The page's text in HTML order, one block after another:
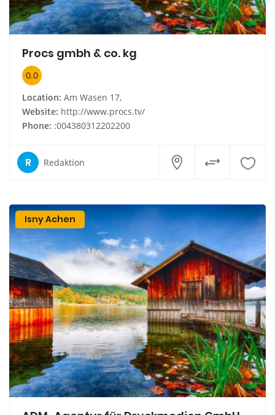
Procs gmbh & co. kg
0.0
Location: Am Wasen 17,
Website: http://www.procs.tv/
Phone: :004380312202200
R Redaktion
Isny Achen